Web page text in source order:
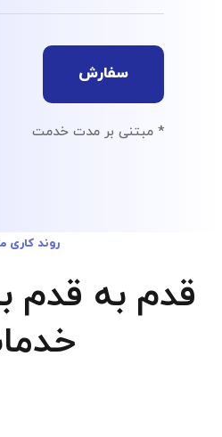
سفارش
* مبتنی بر مدت خدمت
روند کاری ما
قدم به قدم